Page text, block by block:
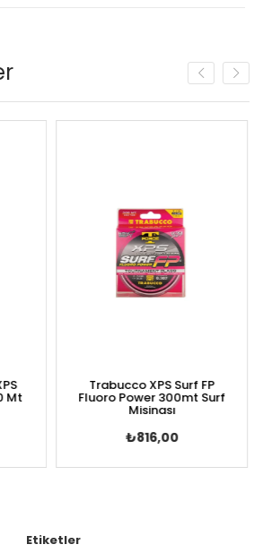
Trabucco XPS Surf FP
Fluoro Power 300mt Surf
Misinası
₺816,00
Etiketler